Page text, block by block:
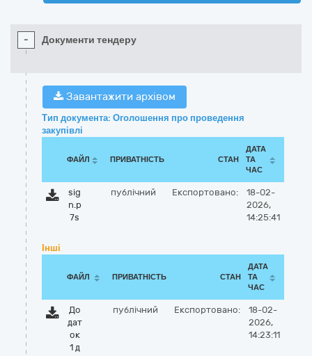
- Документи тендеру
Завантажити архівом
Тип документа: Оголошення про проведення
закупівлі
ФАЙЛ ПРИВАТНІСТЬ СТАН
ДАТА
ТА
ЧАС
sig
n.p
7s
публічний Експортовано:
18-02-
2026,
14:25:41
Інші
ФАЙЛ ПРИВАТНІСТЬ СТАН
ДАТА
ТА
ЧАС
До
дат
ок
1 д
публічний Експортовано:
18-02-
2026,
14:23:11